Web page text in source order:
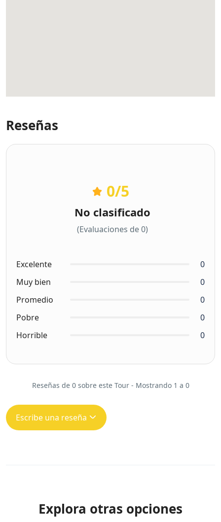
Reseñas
0/5
No clasificado
(Evaluaciones de 0)
Excelente
0
Muy bien
0
Promedio
0
Pobre
0
Horrible
0
Reseñas de 0 sobre este Tour - Mostrando 1 a 0
Escribe una reseña
Explora otras opciones